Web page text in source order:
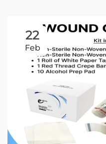
22
Feb